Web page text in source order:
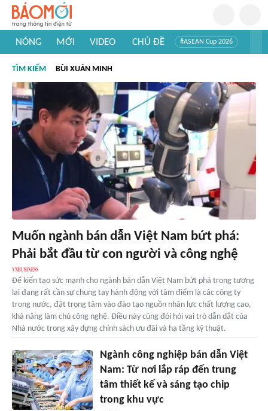
NÓNG MỚI VIDEO CHỦ ĐỀ #ASEAN Cup 2026
#Khám phá thế giới
TÌM KIẾM BÙI XUÂN MINH
Muốn ngành bán dẫn Việt Nam bứt phá:
Phải bắt đầu từ con người và công nghệ
Để kiến tạo sức mạnh cho ngành bán dẫn Việt Nam bứt phá trong tương
lai đang rất cần sự chung tay hành động với tâm điểm là các công ty
trong nước, đặt trọng tâm vào đào tạo nguồn nhân lực chất lượng cao,
khả năng làm chủ công nghệ. Điều này cũng đòi hỏi vai trò dẫn dắt của
Nhà nước trong xây dựng chính sách ưu đãi và hạ tầng kỹ thuật.
Ngành công nghiệp bán dẫn Việt
Nam: Từ nơi lắp ráp đến trung
tâm thiết kế và sáng tạo chip
trong khu vực